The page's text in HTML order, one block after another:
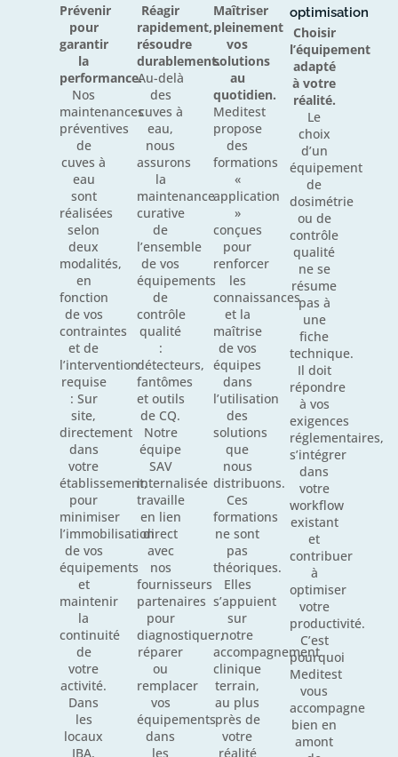
Prévenir
pour
garantir
la
performance.
Nos
maintenances
préventives
de
cuves à
eau
sont
réalisées
selon
deux
modalités,
en
fonction
de vos
contraintes
et de
l’intervention
requise
: Sur
site,
directement
dans
votre
établissement,
pour
minimiser
l’immobilisation
de vos
équipements
et
maintenir
la
continuité
de
votre
activité.
Dans
les
locaux
IBA,
Réagir
rapidement,
résoudre
durablement.
Au-delà
des
cuves à
eau,
nous
assurons
la
maintenance
curative
de
l’ensemble
de vos
équipements
de
contrôle
qualité
:
détecteurs,
fantômes
et outils
de CQ.
Notre
équipe
SAV
internalisée
travaille
en lien
direct
avec
nos
fournisseurs
partenaires
pour
diagnostiquer,
réparer
ou
remplacer
vos
équipements
dans
les
Maîtriser
pleinement
vos
solutions
au
quotidien.
Meditest
propose
des
formations
«
application
»
conçues
pour
renforcer
les
connaissances
et la
maîtrise
de vos
équipes
dans
l’utilisation
des
solutions
que
nous
distribuons.
Ces
formations
ne sont
pas
théoriques.
Elles
s’appuient
sur
notre
accompagnement
clinique
terrain,
au plus
près de
votre
réalité
optimisation
Choisir
l’équipement
adapté
à votre
réalité.
Le
choix
d’un
équipement
de
dosimétrie
ou de
contrôle
qualité
ne se
résume
pas à
une
fiche
technique.
Il doit
répondre
à vos
exigences
réglementaires,
s’intégrer
dans
votre
workflow
existant
et
contribuer
à
optimiser
votre
productivité.
C’est
pourquoi
Meditest
vous
accompagne
bien en
amont